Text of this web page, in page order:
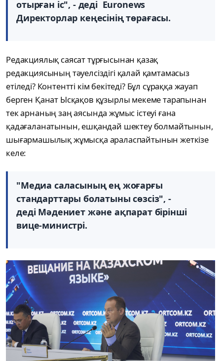
отырған іс", - деді Euronews
Директорлар кеңесінің төрағасы.
Редакциялық саясат тұрғысынан қазақ
редакциясының тәуелсіздігі қалай қамтамасыз
етіледі? Контентті кім бекітеді? Бұл сұраққа жауап
берген Қанат Ысқақов құзырлы мекеме тарапынан
тек арнаның заң аясында жұмыс істеуі ғана
қадағаланатынын, ешқандай шектеу болмайтынын,
шығармашылық жұмысқа араласпайтынын жеткізе
келе:
"Медиа саласының ең жоғарғы
стандарттары болатыны сөзсіз", -
деді Мәдениет және ақпарат бірінші
вице-министрі.